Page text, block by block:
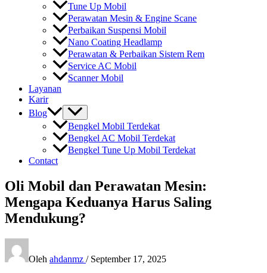
Tune Up Mobil
Perawatan Mesin & Engine Scane
Perbaikan Suspensi Mobil
Nano Coating Headlamp
Perawatan & Perbaikan Sistem Rem
Service AC Mobil
Scanner Mobil
Layanan
Karir
Blog
Bengkel Mobil Terdekat
Bengkel AC Mobil Terdekat
Bengkel Tune Up Mobil Terdekat
Contact
Oli Mobil dan Perawatan Mesin:
Mengapa Keduanya Harus Saling
Mendukung?
Oleh ahdanmz / September 17, 2025